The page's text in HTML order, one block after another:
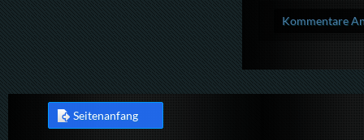
Kommentare
Seitenanfang